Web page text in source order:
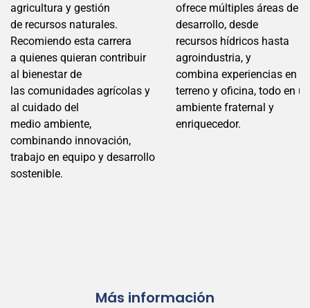
agricultura y gestión
de recursos naturales.
Recomiendo esta carrera
a quienes quieran contribuir
al bienestar de
las comunidades agrícolas y
al cuidado del
medio ambiente,
combinando innovación,
trabajo en equipo y desarrollo
sostenible.
ofrece múltiples áreas de
desarrollo, desde
recursos hídricos hasta
agroindustria, y
combina experiencias en
terreno y oficina, todo en un
ambiente fraternal y
enriquecedor.
Más información